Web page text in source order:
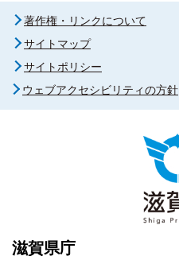
著作権・リンクについて
サイトマップ
サイトポリシー
ウェブアクセシビリティの方針
滋賀県庁